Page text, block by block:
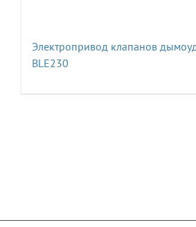
Электропривод клапанов
BLE230